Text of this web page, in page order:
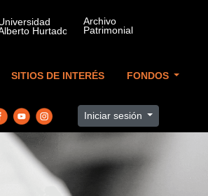
SITIOS DE INTERÉS FONDOS
Iniciar sesión